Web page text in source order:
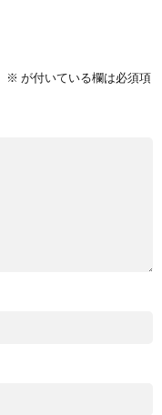
※ が付いている欄は必須項